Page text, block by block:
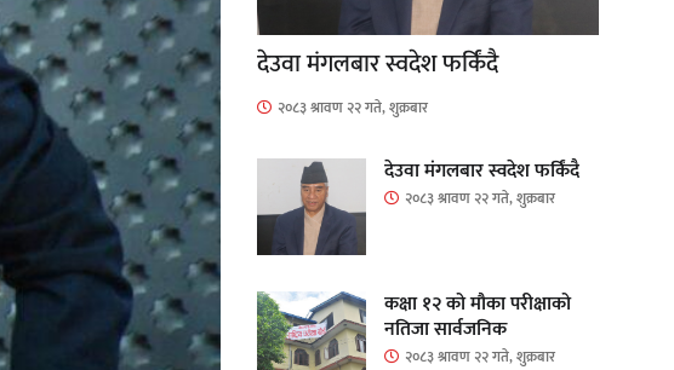
देउवा मंगलबार स्वदेश फर्किंदै
२०८३ श्रावण २२ गते, शुक्रबार
देउवा मंगलबार स्वदेश फर्किंदै
२०८३ श्रावण २२ गते, शुक्रबार
कक्षा १२ को मौका परीक्षाको
नतिजा सार्वजनिक
२०८३ श्रावण २२ गते, शुक्रबार